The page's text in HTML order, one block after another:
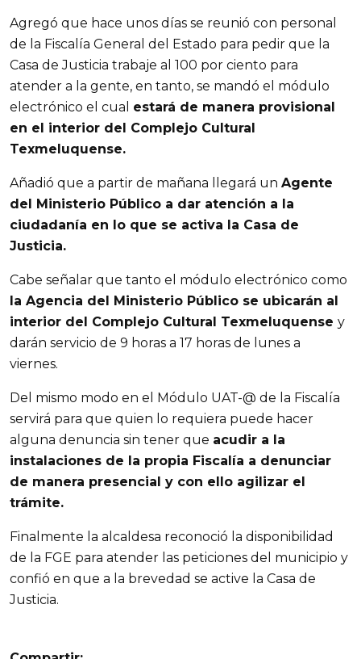
Agregó que hace unos días se reunió con personal
de la Fiscalía General del Estado para pedir que la
Casa de Justicia trabaje al 100 por ciento para
atender a la gente, en tanto, se mandó el módulo
electrónico el cual estará de manera provisional
en el interior del Complejo Cultural
Texmeluquense.
Añadió que a partir de mañana llegará un Agente
del Ministerio Público a dar atención a la
ciudadanía en lo que se activa la Casa de
Justicia.
Cabe señalar que tanto el módulo electrónico como
la Agencia del Ministerio Público se ubicarán al
interior del Complejo Cultural Texmeluquense y
darán servicio de 9 horas a 17 horas de lunes a
viernes.
Del mismo modo en el Módulo UAT-@ de la Fiscalía
servirá para que quien lo requiera puede hacer
alguna denuncia sin tener que acudir a la
instalaciones de la propia Fiscalía a denunciar
de manera presencial y con ello agilizar el
trámite.
Finalmente la alcaldesa reconoció la disponibilidad
de la FGE para atender las peticiones del municipio y
confió en que a la brevedad se active la Casa de
Justicia.